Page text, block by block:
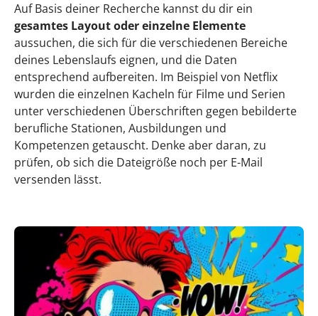
Auf Basis deiner Recherche kannst du dir ein
gesamtes Layout oder einzelne Elemente
aussuchen, die sich für die verschiedenen Bereiche
deines Lebenslaufs eignen, und die Daten
entsprechend aufbereiten. Im Beispiel von Netflix
wurden die einzelnen Kacheln für Filme und Serien
unter verschiedenen Überschriften gegen bebilderte
berufliche Stationen, Ausbildungen und
Kompetenzen getauscht. Denke aber daran, zu
prüfen, ob sich die Dateigröße noch per E-Mail
versenden lässt.